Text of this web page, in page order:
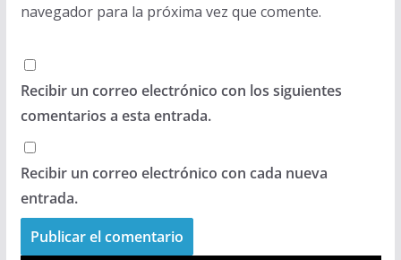
navegador para la próxima vez que comente.
Recibir un correo electrónico con los siguientes
comentarios a esta entrada.
Recibir un correo electrónico con cada nueva
entrada.